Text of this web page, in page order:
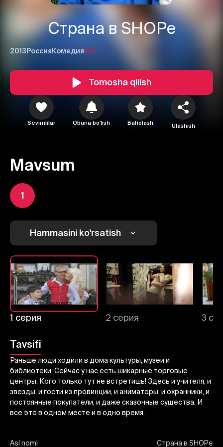
Страна в SHOPе
2013 Россия Комедия16+
Tomosha qilish
Sevimlilar Obuna boʻlish Baholash Ulashish
Mavsum
1
Hammasini ko'rsatish
1 серия 2 серия 3
Tavsifi
Раньше люди ходили в дома культуры, музеи и
библиотеки. Сейчас у нас есть шикарные торговые
центры. Кого только тут не встретишь! Здесь и учителя, и
звезды, и гости из провинции, и аниматоры, и охранники, и
постоянные покупатели, и даже сказочные существа. И
все это в одном месте и в одно время.
Asl nomi Страна в SHOPе
1 2
Yuborish
Bekor qilish Tizimga kirish